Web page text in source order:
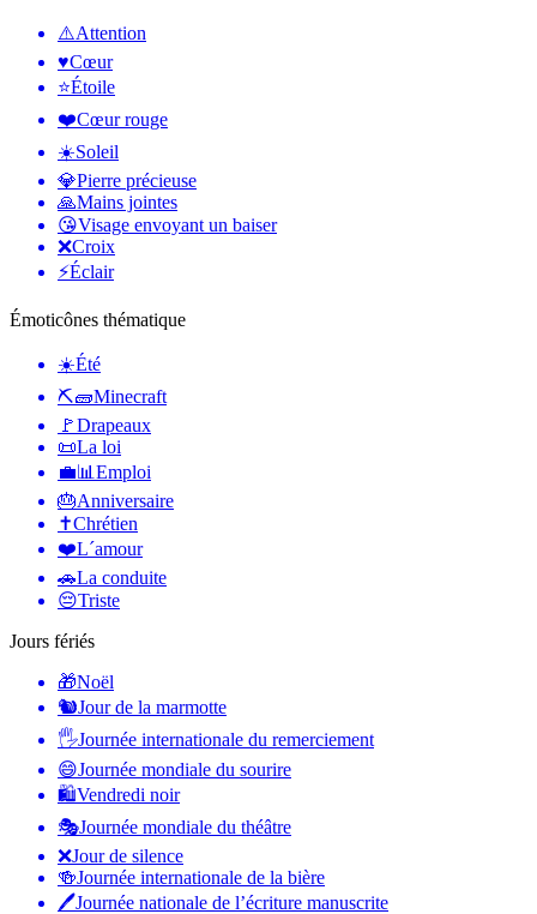
⚠️Attention
♥️Cœur
⭐Étoile
❤️Cœur rouge
☀️Soleil
💎Pierre précieuse
🙏Mains jointes
😘Visage envoyant un baiser
❌Croix
⚡Éclair
Émoticônes thématique
☀️Été
⛏🧱Minecraft
🚩Drapeaux
📜La loi
💼📊 Emploi
🎂Anniversaire
✝️Chrétien
❤️L´amour
🚗La conduite
😔Triste
Jours fériés
🎁Noël
🐿Jour de la marmotte
🖐Journée internationale du remerciement
😄Journée mondiale du sourire
🛍Vendredi noir
🎭Journée mondiale du théâtre
❌Jour de silence
🍻Journée internationale de la bière
🖊Journée nationale de l’écriture manuscrite